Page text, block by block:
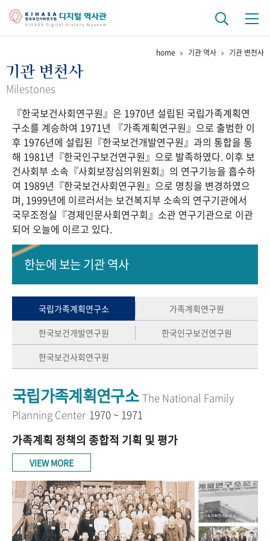
걸어온 길 기관 변천사
연구 역사
정책과 연구 키워드로 보는 연구 역사
연구자들
간행물 변천사
기록물 아카이브
사진 아카이브 문서 기록물 행정박물 영상 기록물
50+1 주년 기념
세계와 함께 한 KIHASA
VR 역사관
home 기관 역사 기관 변천사
기관 변천사
Milestones
『한국보건사회연구원』은 1970년 설립된 국립가족계획연
구소를 계승하여 1971년 『가족계획연구원』으로 출범한 이
후 1976년에 설립된『한국보건개발연구원』과의 통합을 통
해 1981년『한국인구보건연구원』으로 발족하였다. 이후 보
건사회부 소속『사회보장심의위원회』의 연구기능을 흡수하
여 1989년『한국보건사회연구원』으로 명칭을 변경하였으
며, 1999년에 이르러서는 보건복지부 소속의 연구기관에서
국무조정실『경제인문사회연구회』소관 연구기관으로 이관
되어 오늘에 이르고 있다.
한눈에 보는기관 역사
국립가족계획연구소
가족계획연구원
한국보건개발연구원
한국인구보건연구원
한국보건사회연구원
국립가족계획연구소 The National Family
Planning Center 1970 ~ 1971
가족계획 정책의 종합적 기획 및 평가
VIEW MORE